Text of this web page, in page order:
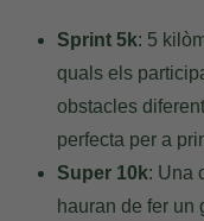
Sprint 5k: 5
quals els
obstacles
perfecta per a
Super 10k: Una
hauran de fer un